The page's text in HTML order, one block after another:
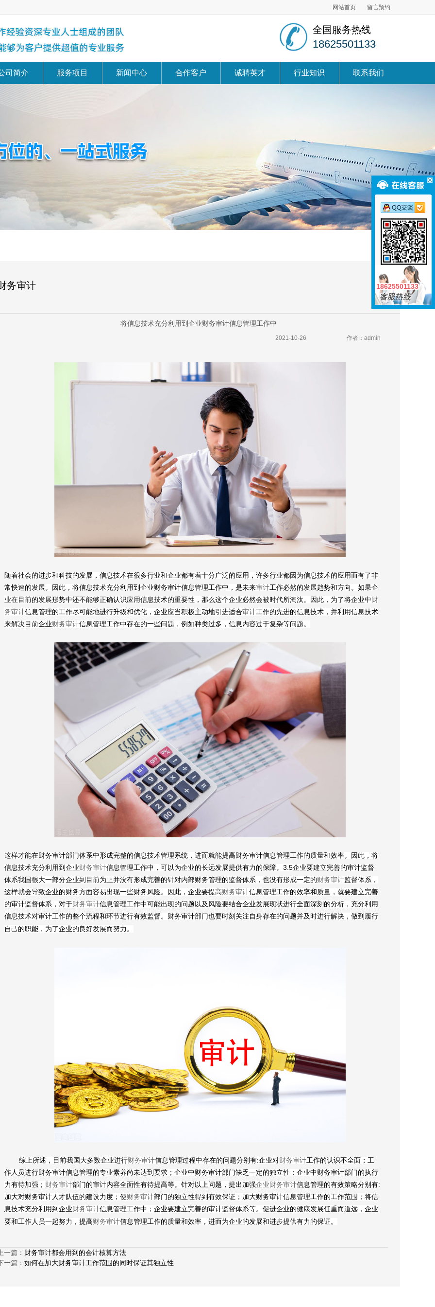
网站首页 留言预约
全国服务热线
18625501133
司简介 服务项目 新闻中心 合作客户 诚聘英才 行业知识 联系我们
务审计
将信息技术充分利用到企业财务审计信息管理工作中
作者：admin
2021-10-26
随着社会的进步和科技的发展，信息技术在很多行业和企业都有着十分广泛的应用，许多行业都因为信息技术的应用而有了非
常快速的发展。因此，将信息技术充分利用到企业财务审计信息管理工作中，是未来审计工作必然的发展趋势和方向。如果企
业在目前的发展形势中还不能够正确认识应用信息技术的重要性，那么这个企业必然会被时代所淘汰。因此，为了将企业中财
务审计信息管理的工作尽可能地进行升级和优化，企业应当积极主动地引进适合审计工作的先进的信息技术，并利用信息技术
来解决目前企业财务审计信息管理工作中存在的一些问题，例如种类过多，信息内容过于复杂等问题。
这样才能在财务审计部门体系中形成完整的信息技术管理系统，进而就能提高财务审计信息管理工作的质量和效率。因此，将
信息技术充分利用到企业财务审计信息管理工作中，可以为企业的长远发展提供有力的保障。 3.5企业要建立完善的审计监督
体系我国很大一部分企业到目前为止并没有形成完善的针对内部财务管理的监督体系，也没有形成一定的财务审计监督体系，
这样就会导致企业的财务方面容易出现一些财务风险。因此，企业要提高财务审计信息管理工作的效率和质量，就要建立完善
的审计监督体系，对于财务审计信息管理工作中可能出现的问题以及风险要结合企业发展现状进行全面深刻的分析，充分利用
信息技术对审计工作的整个流程和环节进行有效监督。财务审计部门也要时刻关注自身存在的问题并及时进行解决，做到履行
自己的职能，为了企业的良好发展而努力。
综上所述，目前我国大多数企业进行财务审计信息管理过程中存在的问题分别有:企业对财务审计工作的认识不全面；工
作人员进行财务审计信息管理的专业素养尚未达到要求；企业中财务审计部门缺乏一定的独立性；企业中财务审计部门的执行
力有待加强； 财务审计部门的审计内容全面性有待提高等。针对以上问题，提出加强企业财务审计信息管理的有效策略分别有:
加大对财务审计人才队伍的建设力度；使财务审计部门的独立性得到有效保证；加大财务审计信息管理工作的工作范围；将信
息技术充分利用到企业财务审计信息管理工作中；企业要建立完善的审计监督体系等。促进企业的健康发展任重而道远，企业
要和工作人员一起努力，提高财务审计信息管理工作的质量和效率，进而为企业的发展和进步提供有力的保证。
一篇： 财务审计都会用到的会计核算方法
一篇： 如何在加大财务审计工作范围的同时保证其独立性
18625501133
18625501133